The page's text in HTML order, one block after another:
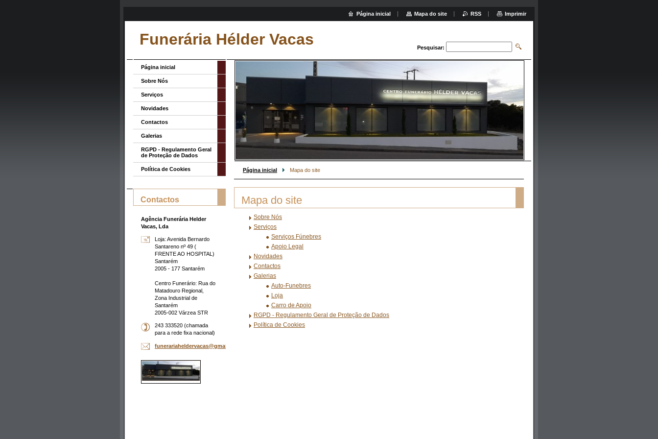
Funerária Hélder Vacas Pesquisar:
Página inicial Mapa do site
Mapa do site
Sobre Nós
Serviços
Serviços Fúnebres
Apoio Legal
Novidades
Contactos
Galerias
Auto-Funebres
Loja
Carro de Apoio
RGPD - Regulamento Geral de Proteção de Dados
Política de Cookies
Página inicial
Sobre Nós
Serviços
Novidades
Contactos
Galerias
RGPD - Regulamento Geral
de Proteção de Dados
Política de Cookies
Contactos
Agência Funerária Helder
Vacas, Lda
Loja: Avenida Bernardo
Santareno nº 49 (
FRENTE AO HOSPITAL)
Santarém
2005 - 177 Santarém
Centro Funerário: Rua do
Matadouro Regional,
Zona Industrial de
Santarém
2005-002 Várzea STR
243 333520 (chamada
para a rede fixa nacional)
funerariaheldervacas@gmail.com
Página inicial Mapa do site RSS Imprimir